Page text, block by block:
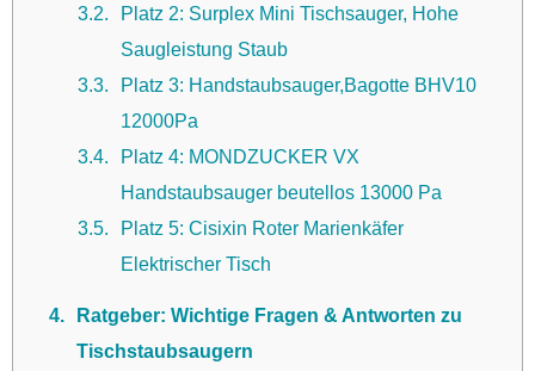
3.2
Platz 2: Surplex Mini Tischsauger, Hohe
Saugleistung Staub
3.3
Platz 3: Handstaubsauger,Bagotte BHV10
12000Pa
3.4
Platz 4: MONDZUCKER VX
Handstaubsauger beutellos 13000 Pa
3.5
Platz 5: Cisixin Roter Marienkäfer
Elektrischer Tisch
4
Ratgeber: Wichtige Fragen & Antworten zu
Tischstaubsaugern